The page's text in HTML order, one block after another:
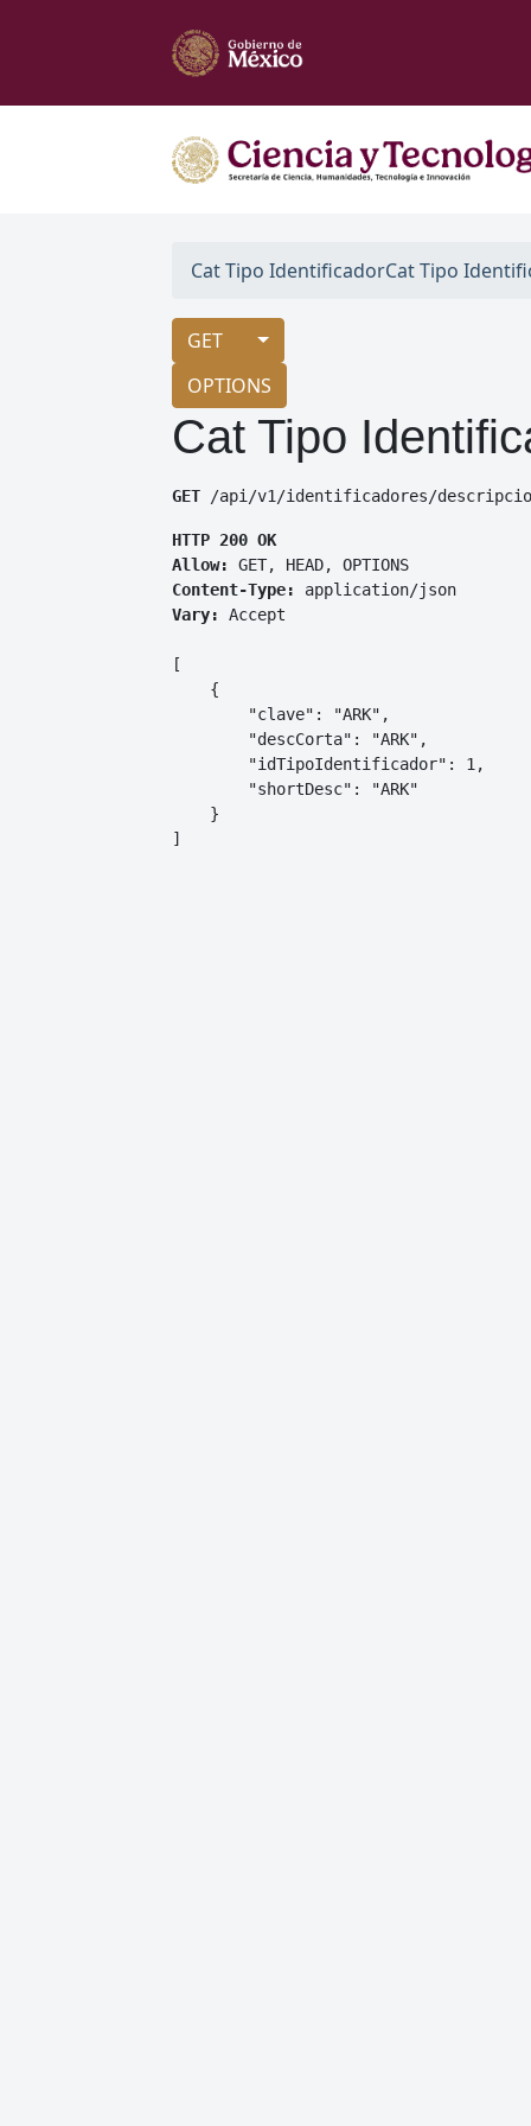
Cat Tipo IdentificadorCat Tipo
GET
OPTIONS
Cat Tipo
GET /api/v1/identificadores/
HTTP 200 OK
Allow:
GET, HEAD, OPTIONS
Content-Type:
application/json
Vary:
Accept
[
    {
        "clave": "ARK",
        "descCorta": "ARK",
        "idTipoIdentificador": 1,
        "shortDesc": "ARK"
    }
]